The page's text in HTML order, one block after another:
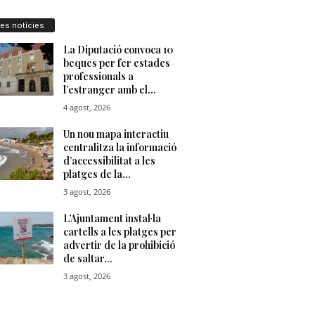
notícies